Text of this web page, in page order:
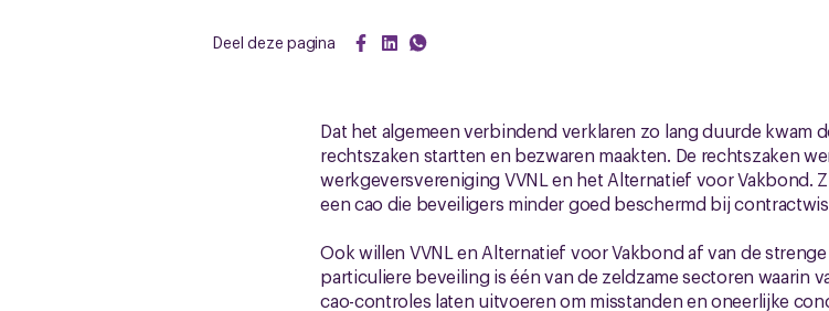
Deel deze pagina
Dat het algemeen verbindend verklaren zo lang duurde kwam
rechtszaken startten en bezwaren maakten. De rechtszaken
werkgeversvereniging VVNL en het Alternatief voor Vakbond.
een cao die beveiligers minder goed beschermd bij
Ook willen VVNL en Alternatief voor Vakbond af van de
particuliere beveiling is één van de zeldzame sectoren waarin
cao-controles laten uitvoeren om misstanden en oneerlijke